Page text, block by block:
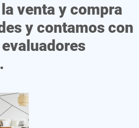
venta y compra
y contamos con